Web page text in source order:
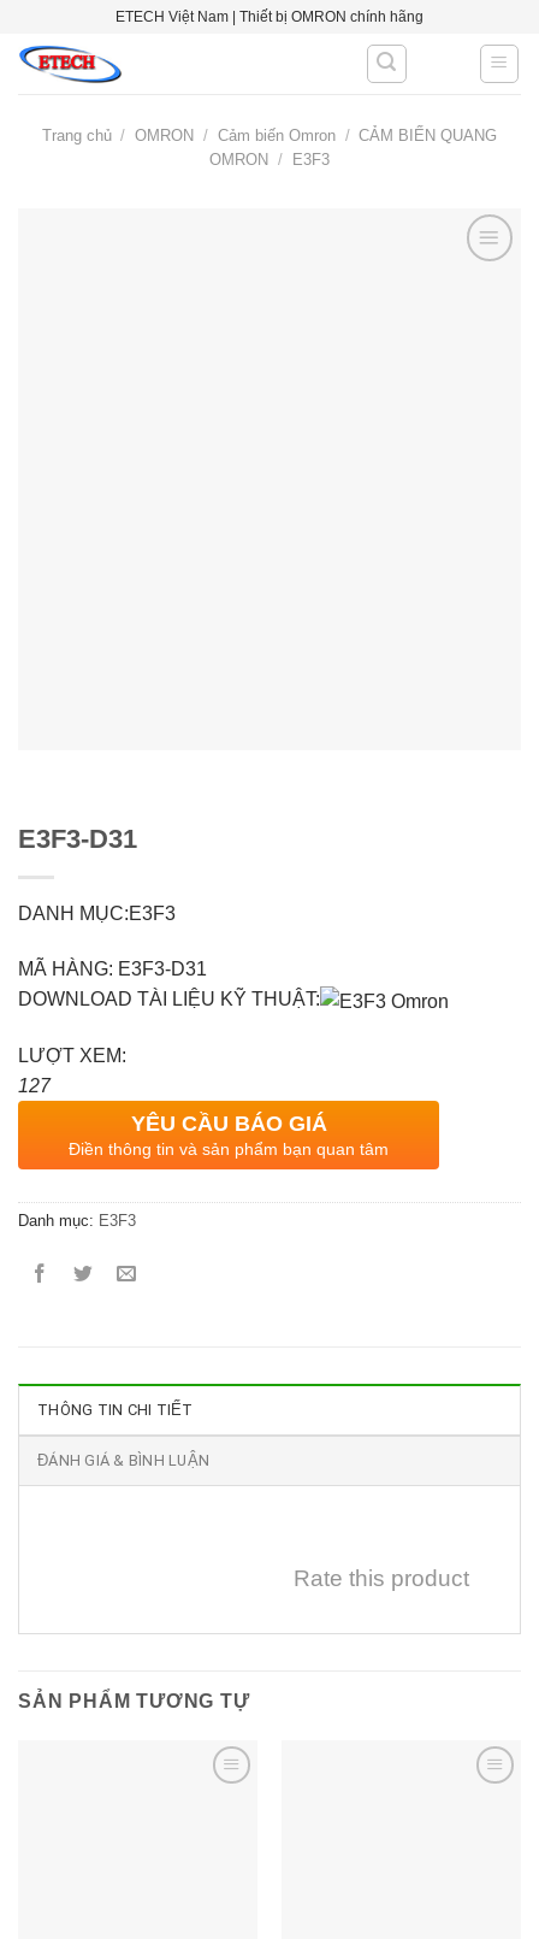
content
ETECH Việt Nam | Thiết bị OMRON chính hãng
Trang chủ / OMRON / Cảm biến Omron / CẢM BIẾN QUANG
OMRON / E3F3
E3F3-D31
DANH MỤC:E3F3
MÃ HÀNG: E3F3-D31
DOWNLOAD TÀI LIỆU KỸ THUẬT:
LƯỢT XEM:
127
YÊU CẦU BÁO GIÁ
Điền thông tin và sản phẩm bạn quan tâm
Danh mục: E3F3
THÔNG TIN CHI TIẾT
ĐÁNH GIÁ & BÌNH LUẬN
Rate this product
SẢN PHẨM TƯƠNG TỰ